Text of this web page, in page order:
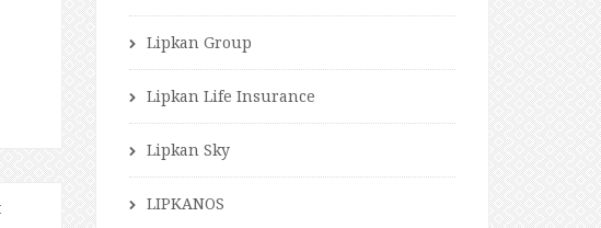
Lipkan Group
Lipkan Life Insurance
Lipkan Sky
LIPKANOS